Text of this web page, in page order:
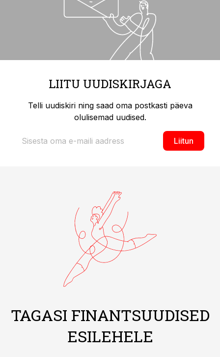
LIITU UUDISKIRJAGA
Telli uudiskiri ning saad oma postkasti päeva
olulisemad uudised.
Liitun
TAGASI FINANTSUUDISED
ESILEHELE